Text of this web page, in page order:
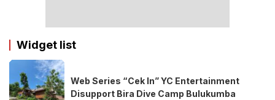
Widget list
Web Series “Cek In” YC Entertainment
Disupport Bira Dive Camp Bulukumba